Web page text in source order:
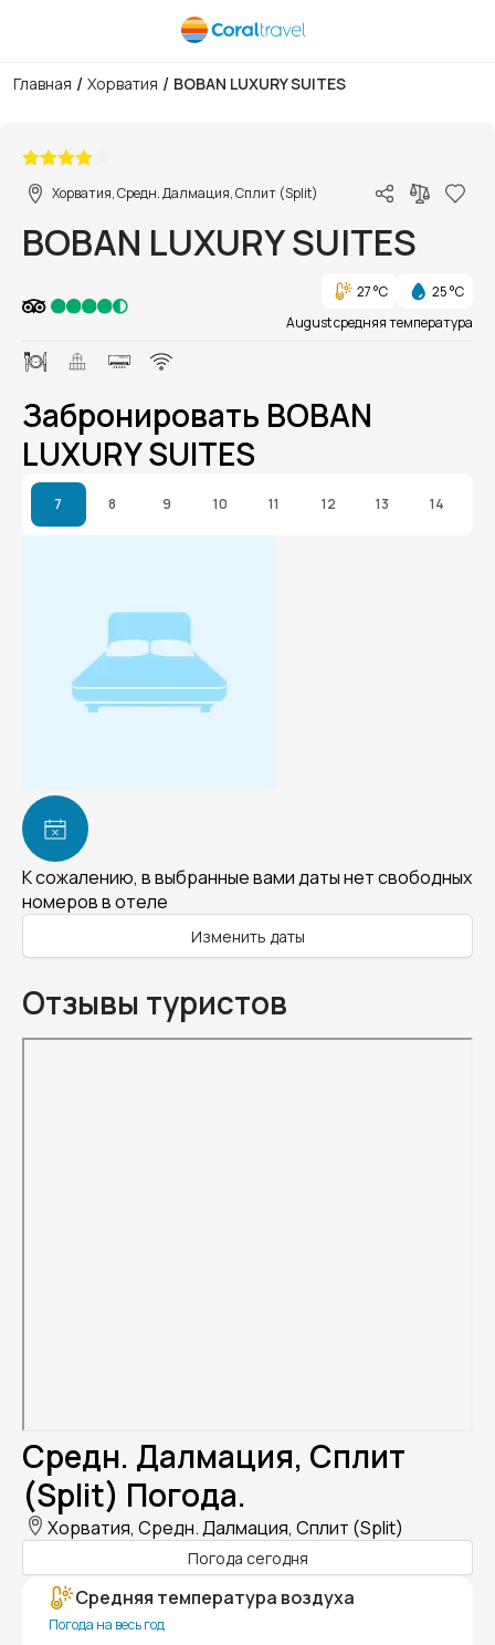
Главная / Хорватия / BOBAN LUXURY SUITES
Хорватия, Средн. Далмация, Сплит (Split)
BOBAN LUXURY SUITES
27 °C
25 °C
August средняя температура
Забронировать BOBAN
LUXURY SUITES
7 8 9 10 11 12 13 14
К сожалению, в выбранные вами даты нет свободных
номеров в отеле
Изменить даты
Отзывы туристов
Средн. Далмация, Сплит
(Split) Погода.
Хорватия, Средн. Далмация, Сплит (Split)
Погода сегодня
Средняя температура воздуха
Погода на весь год